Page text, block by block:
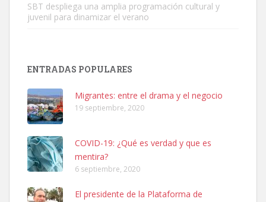
Leales.org » Gran Canaria
SHIBA PERDIDO AVDA JOSE MESA Y LOPEZ
PERRO MACHO RAZA SHIBA CON MICROCHIP PERDIDO HOY
SBT despliega una amplia programación cultural y
juvenil para dinamizar el verano
ENTRADAS POPULARES
Migrantes: entre el drama y el negocio
19 septiembre, 2020
COVID-19: ¿Qué es verdad y que es
mentira?
6 septiembre, 2020
El presidente de la Plataforma de